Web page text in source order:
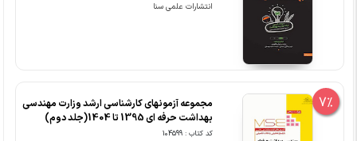
انتشارات علمی سنا
7%
مجموعه آزمونهای کارشناسی ارشد وزارت مهندسی
بهداشت حرفه ای 1395 تا 1404(جلد دوم)
کد کتاب : 104599